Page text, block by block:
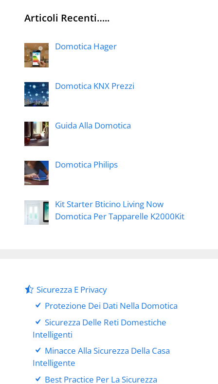
Articoli Recenti…..
Domotica Hager
Domotica KNX Prezzi
Guida Alla Domotica
Domotica Philips
Kit Starter Bticino Living Now
Domotica Per Tapparelle K2000Kit
Sicurezza E Privacy
Protezione Dei Dati Nella Domotica
Sicurezza Delle Reti Domestiche
Intelligenti
Minacce Alla Sicurezza Della Casa
Intelligente
Best Practice Per La Sicurezza